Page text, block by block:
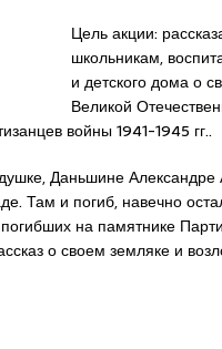
Цель акции:
школьникам,
и детского дома о
Великой
войны 1941-1945 гг..
Даньшине
Там и погиб, навечно
на памятнике
о своем земляке и